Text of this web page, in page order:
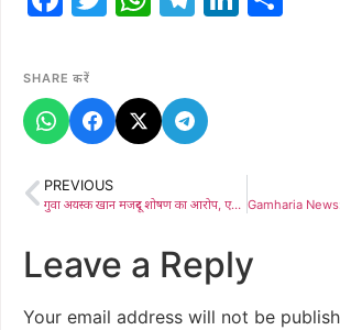
SHARE करें
PREVIOUS
गुवा अयस्क खान मजदूर शोषण का आरोप, एएलसी से कार्रवाई की मांग
Leave a Reply
Your email address will not be